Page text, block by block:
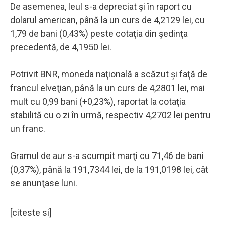
De asemenea, leul s-a depreciat şi în raport cu
dolarul american, până la un curs de 4,2129 lei, cu
1,79 de bani (0,43%) peste cotaţia din şedinţa
precedentă, de 4,1950 lei.
Potrivit BNR, moneda naţională a scăzut şi faţă de
francul elveţian, până la un curs de 4,2801 lei, mai
mult cu 0,99 bani (+0,23%), raportat la cotaţia
stabilită cu o zi în urmă, respectiv 4,2702 lei pentru
un franc.
Gramul de aur s-a scumpit marţi cu 71,46 de bani
(0,37%), până la 191,7344 lei, de la 191,0198 lei, cât
se anunţase luni.
[citeste si]